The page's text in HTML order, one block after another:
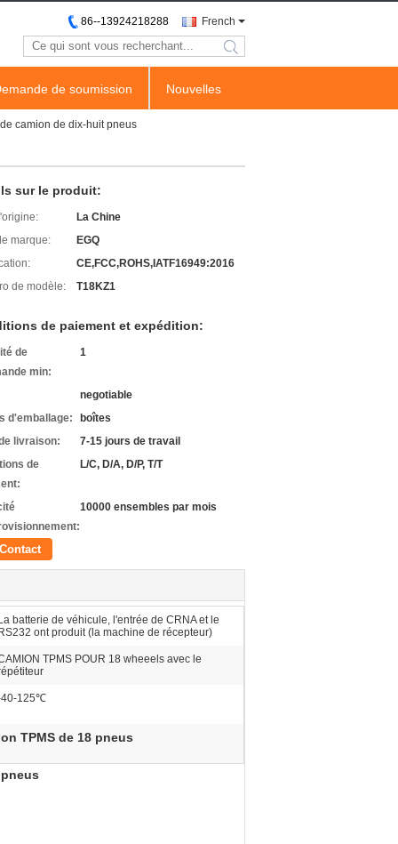
French
86--13924218288
search
de soumission Nouvelles
camion de dix-huit pneus
sur le produit:
La Chine
marque:
EGQ
CE,FCC,ROHS,IATF16949:2016
de modèle:
T18KZ1
de paiement et expédition:
de
min:
1
negotiable
d'emballage:
boîtes
livraison:
7-15 jours de travail
de
L/C, D/A, D/P, T/T
10000 ensembles par mois
Contact
La batterie de véhicule, l'entrée de CRNA et le
RS232 ont produit (la machine de récepteur)
TPMS POUR 18 wheeels avec le
125℃
TPMS de 18 pneus